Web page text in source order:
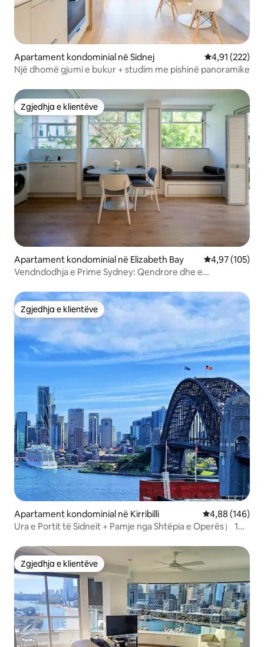
Apartament kondominial në Sidnej Vlerësimi
4,91 (222)
Një dhomë gjumi e bukur + studim me pishinë panoramike
Zgjedhja e klientëve
Zgjedhja e klientëve
Apartament kondominial në Elizabeth Bay Vlerësimi
4,97 (105)
Vendndodhja e Prime Sydney: Qendrore dhe e
Zgjedhja e klientëve
Zgjedhja e klientëve
Apartament kondominial në Kirribilli Vlerësimi
4,88 (146)
Ura e Portit të Sidneit + Pamje nga Shtëpia e Operës） 1
Zgjedhja e klientëve
Zgjedhja e klientëve